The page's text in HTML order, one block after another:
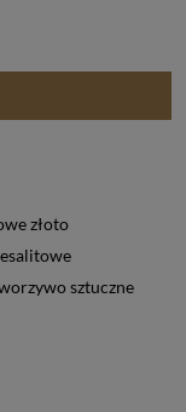
złoto
sztuczne